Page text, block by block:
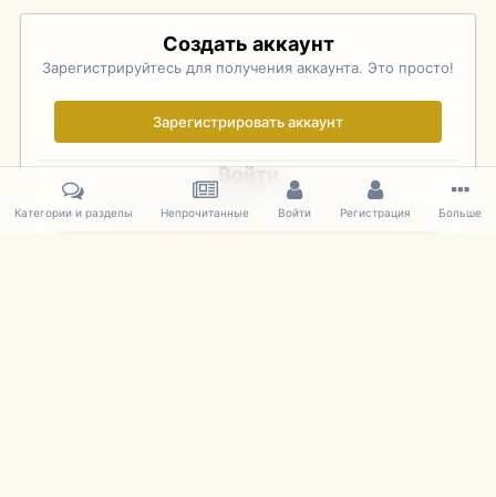
Создать аккаунт
Зарегистрируйтесь для получения аккаунта. Это просто!
Зарегистрировать аккаунт
Войти
Уже зарегистрированы? Войдите здесь.
Категории и разделы Непрочитанные Войти Регистрация Больше